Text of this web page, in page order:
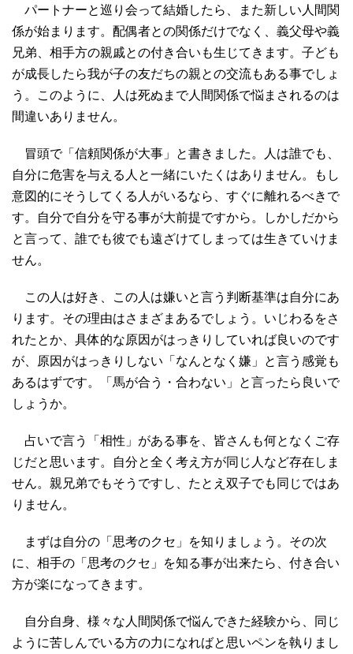
パートナーと巡り会って結婚したら、また新しい人間関
係が始まります。配偶者との関係だけでなく、義父母や義
兄弟、相手方の親戚との付き合いも生じてきます。子ども
が成長したら我が子の友だちの親との交流もある事でしょ
う。このように、人は死ぬまで人間関係で悩まされるのは
間違いありません。
冒頭で「信頼関係が大事」と書きました。人は誰でも、
自分に危害を与える人と一緒にいたくはありません。もし
意図的にそうしてくる人がいるなら、すぐに離れるべきで
す。自分で自分を守る事が大前提ですから。しかしだから
と言って、誰でも彼でも遠ざけてしまっては生きていけま
せん。
この人は好き、この人は嫌いと言う判断基準は自分にあ
ります。その理由はさまざまあるでしょう。いじわるをさ
れたとか、具体的な原因がはっきりしていれば良いのです
が、原因がはっきりしない「なんとなく嫌」と言う感覚も
あるはずです。「馬が合う・合わない」と言ったら良いで
しょうか。
占いで言う「相性」がある事を、皆さんも何となくご存
じだと思います。自分と全く考え方が同じ人など存在しま
せん。親兄弟でもそうですし、たとえ双子でも同じではあ
りません。
まずは自分の「思考のクセ」を知りましょう。その次
に、相手の「思考のクセ」を知る事が出来たら、付き合い
方が楽になってきます。
自分自身、様々な人間関係で悩んできた経験から、同じ
ように苦しんでいる方の力になればと思いペンを執りまし